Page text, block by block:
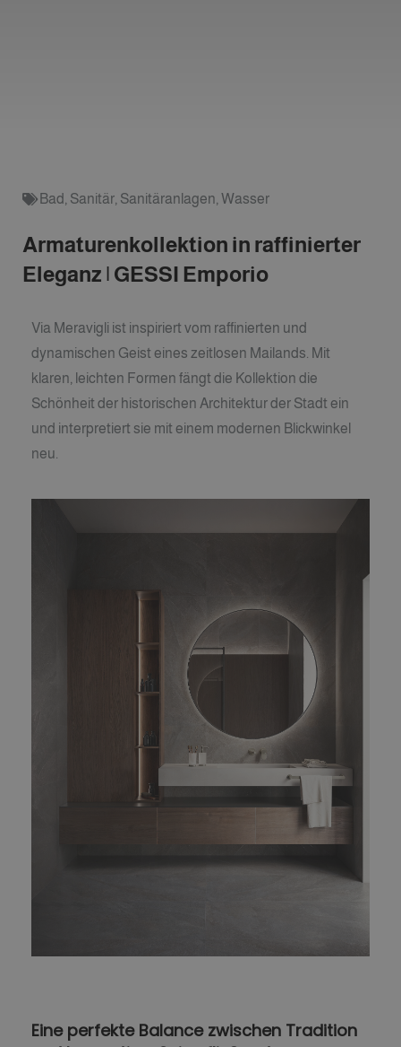
Bad Sanitär Sanitäranlagen Wasser
Armaturenkollektion in raffinierter
Eleganz | GESSI Emporio
Via Meravigli ist inspiriert vom raffinierten und
dynamischen Geist eines zeitlosen Mailands. Mit
klaren, leichten Formen fängt die Kollektion die
Schönheit der historischen Architektur der Stadt ein
und interpretiert sie mit einem modernen Blickwinkel
neu.
Eine perfekte Balance zwischen Tradition